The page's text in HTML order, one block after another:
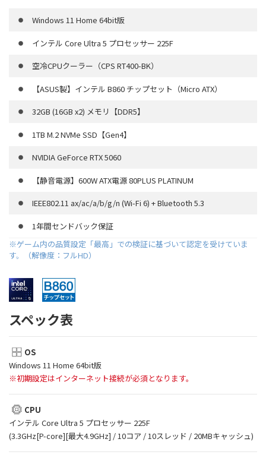
Windows 11 Home 64bit版
インテル Core Ultra 5 プロセッサー 225F
空冷CPUクーラー（CPS RT400-BK）
【ASUS製】インテル B860 チップセット（Micro ATX）
32GB (16GB x2) メモリ【DDR5】
1TB M.2 NVMe SSD【Gen4】
NVIDIA GeForce RTX 5060
【静音電源】600W ATX電源 80PLUS PLATINUM
IEEE802.11 ax/ac/a/b/g/n (Wi-Fi 6) + Bluetooth 5.3
1年間センドバック保証
※ゲーム内の品質設定「最高」での検証に基づいて認定を受けていま
す。（解像度：フルHD）
スペック表
OS
Windows 11 Home 64bit版
※初期設定はインターネット接続が必須となります。
CPU
インテル Core Ultra 5 プロセッサー 225F
(3.3GHz[P-core][最大4.9GHz] / 10コア / 10スレッド / 20MBキャッシュ)